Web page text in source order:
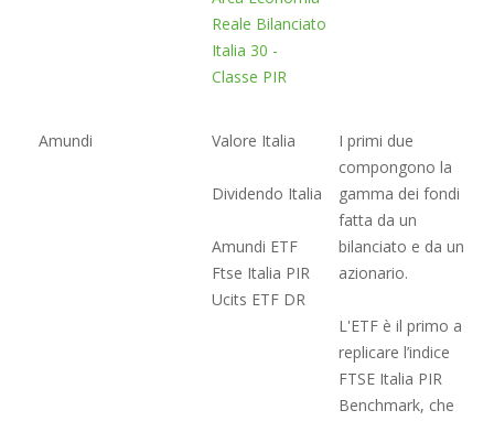
Reale Bilanciato
Italia 30 -
Classe PIR
Amundi Valore Italia
Dividendo Italia
Amundi ETF
Ftse Italia PIR
Ucits ETF DR
I primi due
compongono la
gamma dei fondi
fatta da un
bilanciato e da un
azionario.
L'ETF è il primo a
replicare l’indice
FTSE Italia PIR
Benchmark, che